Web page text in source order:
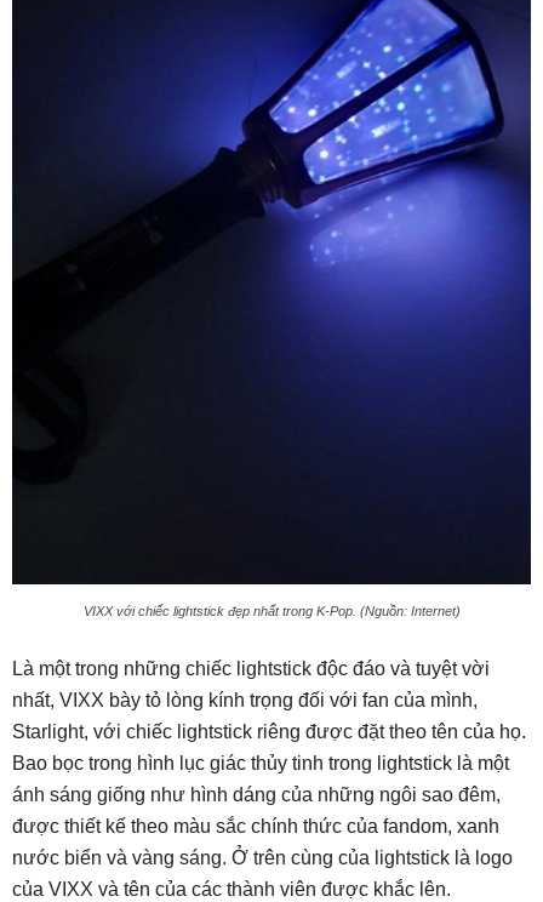
VIXX với chiếc lightstick đẹp nhất trong K-Pop. (Nguồn: Internet)
Là một trong những chiếc lightstick độc đáo và tuyệt vời
nhất, VIXX bày tỏ lòng kính trọng đối với fan của mình,
Starlight, với chiếc lightstick riêng được đặt theo tên của họ.
Bao bọc trong hình lục giác thủy tinh trong lightstick là một
ánh sáng giống như hình dáng của những ngôi sao đêm,
được thiết kế theo màu sắc chính thức của fandom, xanh
nước biển và vàng sáng. Ở trên cùng của lightstick là logo
của VIXX và tên của các thành viên được khắc lên.